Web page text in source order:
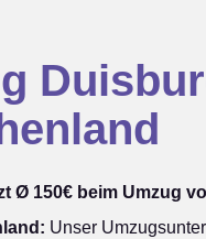
Ø 150€ beim Umzug
Unser